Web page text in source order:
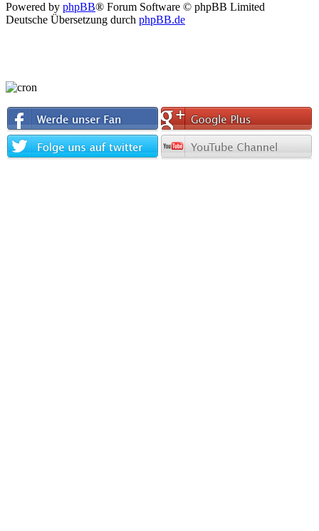
Powered by phpBB® Forum Software © phpBB Limited
Deutsche Übersetzung durch phpBB.de